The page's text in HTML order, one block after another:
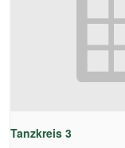
Tanzkreis 3